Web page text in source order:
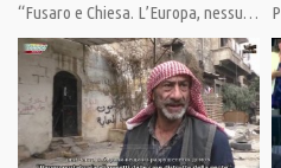
Category:
News
Tags:Afghanistan,Geopolitica, Giulietto Chiesa ,
Today,Ucraina,USA
“Fusaro e Chiesa. L’Europa, nessuno escluso, ha dato una mano per la guerra civile in Venezuela”. “MA NON IN NOSTRO NOME”